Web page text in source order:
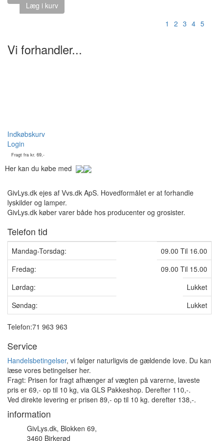
Læg i kurv
1
2 3 4 5
Vi forhandler...
Indkøbskurv
Login
Fragt fra kr. 69,-
Her kan du købe med
GivLys.dk ejes af Vvs.dk ApS. Hovedformålet er at forhandle
lyskilder og lamper.
GivLys.dk køber varer både hos producenter og grosister.
Telefon tid
Mandag-Torsdag:
09.00 Til 16.00
Fredag:
09.00 Til 15.00
Lørdag:
Lukket
Søndag:
Lukket
Telefon:71 963 963
Service
Handelsbetingelser, vi følger naturligvis de gældende love. Du kan
læse vores betingelser her.
Fragt: Prisen for fragt afhænger af vægten på varerne, laveste
pris er 69,- op til 10 kg, via GLS Pakkeshop. Derefter 110,-.
Ved direkte levering er prisen 89,- op til 10 kg. derefter 138,-.
information
GivLys.dk, Blokken 69,
3460 Birkerød